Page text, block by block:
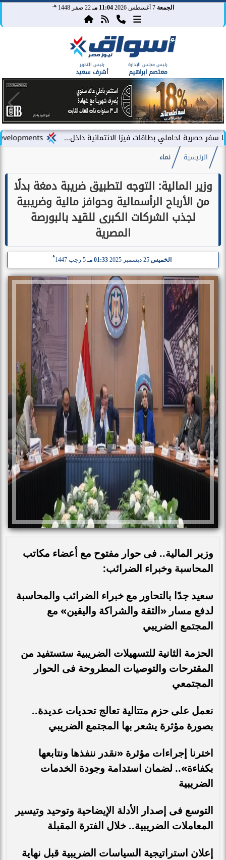
الجمعة 7 أغسطس 2026 11:04 مـ 22 صفر 1448 هـ
رئيس مجلس الإدارة
معتصم ابراهيم
رئيس التحرير
أشرف سعيد
LARZ Developments تطلق رؤيتها الجديدة لتقديم مفهوم متكامل للتطوير العقاري في مصر بطاقات فيزا الائتمانية داخل...
الرئيسية نماء
وزير المالية: التوجه لتطبيق ضريبة دمغة بدلًا
من الأرباح الرأسمالية وحوافز مالية وضريبية
لجذب الشركات الكبرى للقيد بالبورصة
المصرية
الخميس 25 ديسمبر 2025 01:33 مـ 5 رجب 1447
هـ
وزير المالية.. فى حوار مفتوح مع أعضاء مكاتب
المحاسبة وخبراء الضرائب:
سعيد جدًا بالتحاور مع خبراء الضرائب والمحاسبة
لدفع مسار «الثقة والشراكة واليقين» مع
المجتمع الضريبي
الحزمة الثانية للتسهيلات الضريبية ستستفيد من
المقترحات والتوصيات المطروحة فى الحوار
المجتمعي
نعمل على حزم متتالية تعالج تحديات عديدة..
بصورة مؤثرة يشعر بها المجتمع الضريبي
اخترنا إجراءات مؤثرة «نقدر ننفذها ونتابعها
بكفاءة».. لضمان استدامة وجودة الخدمات
الضريبية
التوسع فى إصدار الأدلة الإيضاحية وتوحيد وتيسير
المعاملات الضريبية.. خلال الفترة المقبلة
إعلان استراتيجية السياسات الضريبية قبل نهاية